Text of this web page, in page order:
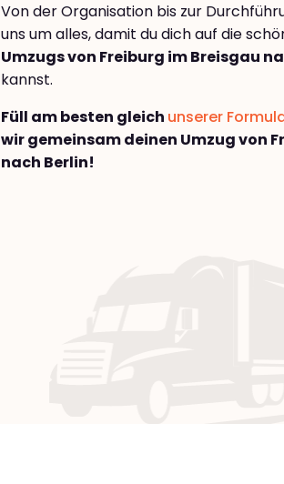
Von der Organisation bis zur
uns um alles, damit du dich auf die
Umzugs von Freiburg im Breisgau
kannst.
Füll am besten gleich unserer
wir gemeinsam deinen Umzug von
nach Berlin!